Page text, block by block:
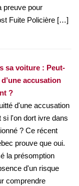
preuve pour
Fuite Policière […]
sa voiture : Peut-
accusation
?
d'une accusation
si l'on dort ivre dans
? Ce récent
prouve que oui.
la présomption
d'un risque
comprendre